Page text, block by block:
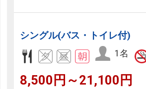
シングル(バス・トイレ付)
1名
8,500円～21,100円